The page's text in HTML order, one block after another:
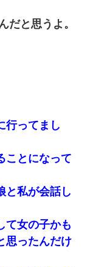
だと思うよ。
行ってまし
ことになって
と私が会話し
て女の子かも
思ったんだけ